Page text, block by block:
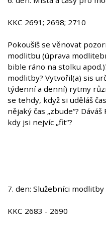
KKC 2691; 2698; 2710
Pokoušíš se věnovat
modlitbu (úprava
bible ráno na stolku
modlitby? Vytvořil(a) sis
týdenní a denní) rytmy
se tehdy, když si uděláš
nějaký čas „zbude“?
kdy jsi nejvíc „fit“?
7. den: Služebníci modlitby
KKC 2683 - 2690